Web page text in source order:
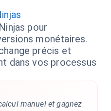
pour
monétaires.
précis et
dans vos processus
manuel et gagnez